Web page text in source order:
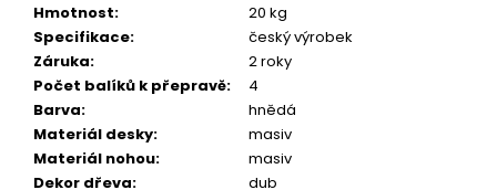
Hmotnost:
20 kg
Specifikace:
český výrobek
Záruka:
2 roky
Počet balíků k přepravě:
4
Barva:
hnědá
Materiál desky:
masiv
Materiál nohou:
masiv
Dekor dřeva: dub